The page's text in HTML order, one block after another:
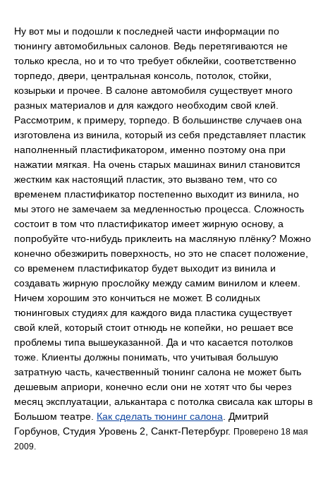
Ну вот мы и подошли к последней части информации по
тюнингу автомобильных салонов. Ведь перетягиваются не
только кресла, но и то что требует обклейки, соответственно
торпедо, двери, центральная консоль, потолок, стойки,
козырьки и прочее. В салоне автомобиля существует много
разных материалов и для каждого необходим свой клей.
Рассмотрим, к примеру, торпедо. В большинстве случаев она
изготовлена из винила, который из себя представляет пластик
наполненный пластификатором, именно поэтому она при
нажатии мягкая. На очень старых машинах винил становится
жестким как настоящий пластик, это вызвано тем, что со
временем пластификатор постепенно выходит из винила, но
мы этого не замечаем за медленностью процесса. Сложность
состоит в том что пластификатор имеет жирную основу, а
попробуйте что-нибудь приклеить на масляную плёнку? Можно
конечно обезжирить поверхность, но это не спасет положение,
со временем пластификатор будет выходит из винила и
создавать жирную прослойку между самим винилом и клеем.
Ничем хорошим это кончиться не может. В солидных
тюнинговых студиях для каждого вида пластика существует
свой клей, который стоит отнюдь не копейки, но решает все
проблемы типа вышеуказанной. Да и что касается потолков
тоже. Клиенты должны понимать, что учитывая большую
затратную часть, качественный тюнинг салона не может быть
дешевым априори, конечно если они не хотят что бы через
месяц эксплуатации, алькантара с потолка свисала как шторы в
Большом театре. Как сделать тюнинг салона . Дмитрий
Горбунов, Студия Уровень 2, Санкт-Петербург. Проверено 18 мая
2009.